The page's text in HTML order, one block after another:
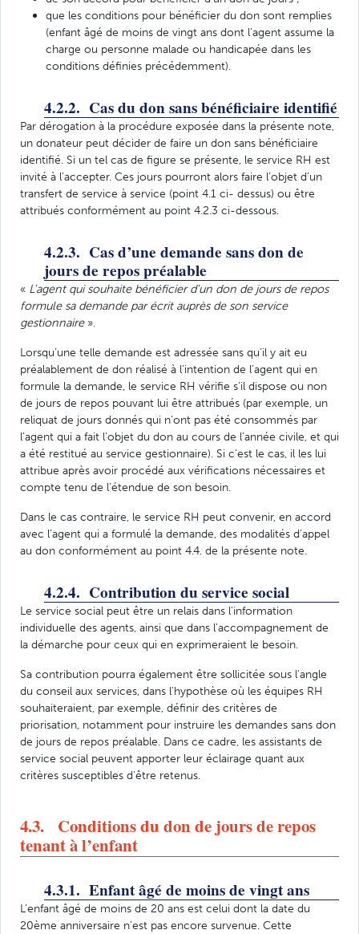
que les conditions pour bénéficier du don sont remplies
(enfant âgé de moins de vingt ans dont l’agent assume la
charge ou personne malade ou handicapée dans les
conditions définies précédemment).
4.2.2. Cas du don sans bénéficiaire identifié
Par dérogation à la procédure exposée dans la présente note,
un donateur peut décider de faire un don sans bénéficiaire
identifié. Si un tel cas de figure se présente, le service RH est
invité à l’accepter. Ces jours pourront alors faire l’objet d’un
transfert de service à service (point 4.1 ci- dessus) ou être
attribués conformément au point 4.2.3 ci-dessous.
4.2.3. Cas d’une demande sans don de
jours de repos préalable
« L'agent qui souhaite bénéficier d'un don de jours de repos
formule sa demande par écrit auprès de son service
gestionnaire».
Lorsqu’une telle demande est adressée sans qu’il y ait eu
préalablement de don réalisé à l’intention de l’agent qui en
formule la demande, le service RH vérifie s’il dispose ou non
de jours de repos pouvant lui être attribués (par exemple, un
reliquat de jours donnés qui n’ont pas été consommés par
l’agent qui a fait l’objet du don au cours de l’année civile, et qui
a été restitué au service gestionnaire). Si c’est le cas, il les lui
attribue après avoir procédé aux vérifications nécessaires et
compte tenu de l’étendue de son besoin.
Dans le cas contraire, le service RH peut convenir, en accord
avec l’agent qui a formulé la demande, des modalités d’appel
au don conformément au point 4.4. de la présente note.
4.2.4. Contribution du service social
Le service social peut être un relais dans l'information
individuelle des agents, ainsi que dans l'accompagnement de
la démarche pour ceux qui en exprimeraient le besoin.
Sa contribution pourra également être sollicitée sous l'angle
du conseil aux services, dans l'hypothèse où les équipes RH
souhaiteraient, par exemple, définir des critères de
priorisation, notamment pour instruire les demandes sans don
de jours de repos préalable. Dans ce cadre, les assistants de
service social peuvent apporter leur éclairage quant aux
critères susceptibles d'être retenus.
4.3. Conditions du don de jours de repos
tenant à l’enfant
4.3.1. Enfant âgé de moins de vingt ans
L’enfant âgé de moins de 20 ans est celui dont la date du
20ème anniversaire n’est pas encore survenue. Cette